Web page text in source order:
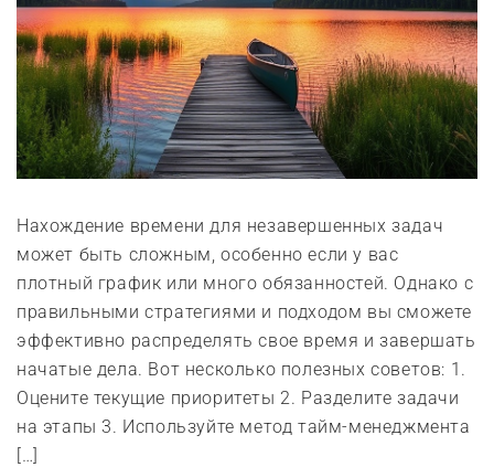
Нахождение времени для незавершенных задач
может быть сложным, особенно если у вас
плотный график или много обязанностей. Однако с
правильными стратегиями и подходом вы сможете
эффективно распределять свое время и завершать
начатые дела. Вот несколько полезных советов: 1.
Оцените текущие приоритеты 2. Разделите задачи
на этапы 3. Используйте метод тайм-менеджмента
[…]